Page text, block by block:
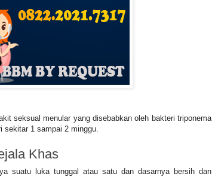
seksual menular yang disebabkan oleh bakteri triponema
1 sampai 2 minggu.
Khas
suatu luka tunggal atau satu dan dasarnya bersih dan